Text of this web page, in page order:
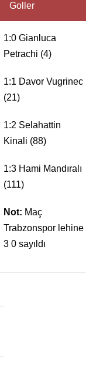
Goller
1:0 Gianluca
Petrachi (4)
1:1 Davor Vugrinec
(21)
1:2 Selahattin
Kinali (88)
1:3 Hami Mandıralı
(111)
Not: Maç
Trabzonspor lehine
3 0 sayıldı